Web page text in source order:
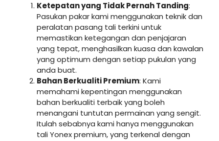
Ketepatan yang Tidak Pernah Tanding:
Pasukan pakar kami menggunakan teknik dan
peralatan pasang tali terkini untuk
memastikan ketegangan dan penjajaran
yang tepat, menghasilkan kuasa dan kawalan
yang optimum dengan setiap pukulan yang
anda buat.
Bahan Berkualiti Premium: Kami
memahami kepentingan menggunakan
bahan berkualiti terbaik yang boleh
menangani tuntutan permainan yang sengit.
Itulah sebabnya kami hanya menggunakan
tali Yonex premium, yang terkenal dengan